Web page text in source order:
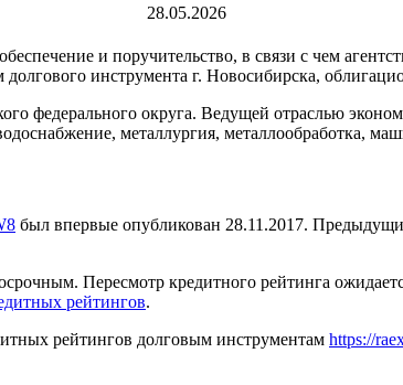
28.05.2026
и поручительство, в связи с чем
инструмента г. Новосибирска,
федерального округа. Ведущей отраслью
металлургия, металлообработка,
был впервые опубликован 28.11.2017.
Пересмотр кредитного рейтинга
рейтингов.
рейтингов долговым инструментам https://